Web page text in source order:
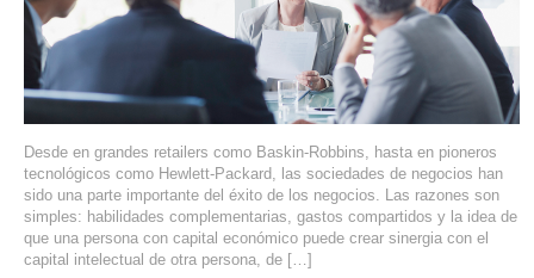
TRANSFORMACIÓN DIGITAL
PORTAFOLIO
CONTACTO
Desde en grandes retailers como Baskin-Robbins, hasta en pioneros
tecnológicos como Hewlett-Packard, las sociedades de negocios han
sido una parte importante del éxito de los negocios. Las razones son
simples: habilidades complementarias, gastos compartidos y la idea de
que una persona con capital económico puede crear sinergia con el
capital intelectual de otra persona, de […]